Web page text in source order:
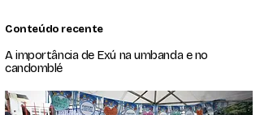
Conteúdo recente
A importância de Exú na umbanda e no
candomblé